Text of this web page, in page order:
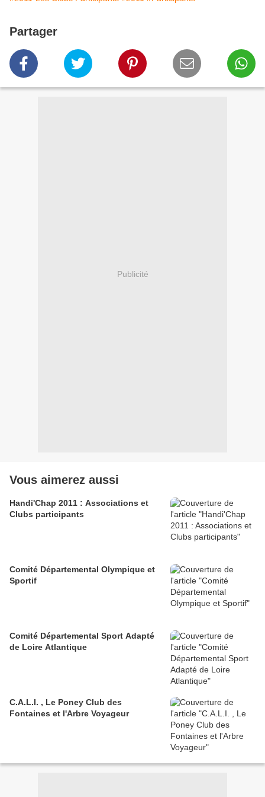
Partager
Publicité
Vous aimerez aussi
Handi'Chap 2011 : Associations et
Clubs participants
Comité Départemental Olympique et
Sportif
Comité Départemental Sport Adapté
de Loire Atlantique
C.A.L.I. , Le Poney Club des
Fontaines et l'Arbre Voyageur